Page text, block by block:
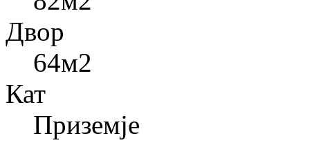
Двор
64м2
Кат
Приземје